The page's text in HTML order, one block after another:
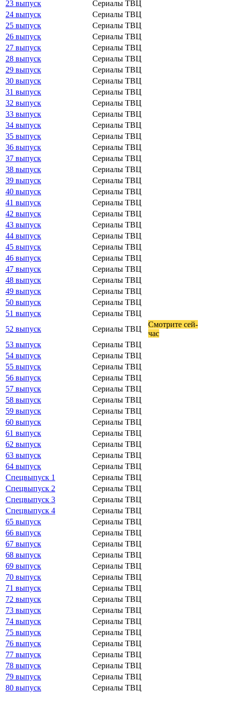
23 выпуск
Сериалы ТВЦ
24 выпуск
Сериалы ТВЦ
25 выпуск
Сериалы ТВЦ
26 выпуск
Сериалы ТВЦ
27 выпуск
Сериалы ТВЦ
28 выпуск
Сериалы ТВЦ
29 выпуск
Сериалы ТВЦ
30 выпуск
Сериалы ТВЦ
31 выпуск
Сериалы ТВЦ
32 выпуск
Сериалы ТВЦ
33 выпуск
Сериалы ТВЦ
34 выпуск
Сериалы ТВЦ
35 выпуск
Сериалы ТВЦ
36 выпуск
Сериалы ТВЦ
37 выпуск
Сериалы ТВЦ
38 выпуск
Сериалы ТВЦ
39 выпуск
Сериалы ТВЦ
40 выпуск
Сериалы ТВЦ
41 выпуск
Сериалы ТВЦ
42 выпуск
Сериалы ТВЦ
43 выпуск
Сериалы ТВЦ
44 выпуск
Сериалы ТВЦ
45 выпуск
Сериалы ТВЦ
46 выпуск
Сериалы ТВЦ
47 выпуск
Сериалы ТВЦ
48 выпуск
Сериалы ТВЦ
49 выпуск
Сериалы ТВЦ
50 выпуск
Сериалы ТВЦ
51 выпуск
Сериалы ТВЦ
52 выпуск
Сериалы ТВЦ
Смот­ри­те сей­
час
53 выпуск
Сериалы ТВЦ
54 выпуск
Сериалы ТВЦ
55 выпуск
Сериалы ТВЦ
56 выпуск
Сериалы ТВЦ
57 выпуск
Сериалы ТВЦ
58 выпуск
Сериалы ТВЦ
59 выпуск
Сериалы ТВЦ
60 выпуск
Сериалы ТВЦ
61 выпуск
Сериалы ТВЦ
62 выпуск
Сериалы ТВЦ
63 выпуск
Сериалы ТВЦ
64 выпуск
Сериалы ТВЦ
Спецвыпуск 1
Сериалы ТВЦ
Спецвыпуск 2
Сериалы ТВЦ
Спецвыпуск 3
Сериалы ТВЦ
Спецвыпуск 4
Сериалы ТВЦ
65 выпуск
Сериалы ТВЦ
66 выпуск
Сериалы ТВЦ
67 выпуск
Сериалы ТВЦ
68 выпуск
Сериалы ТВЦ
69 выпуск
Сериалы ТВЦ
70 выпуск
Сериалы ТВЦ
71 выпуск
Сериалы ТВЦ
72 выпуск
Сериалы ТВЦ
73 выпуск
Сериалы ТВЦ
74 выпуск
Сериалы ТВЦ
75 выпуск
Сериалы ТВЦ
76 выпуск
Сериалы ТВЦ
77 выпуск
Сериалы ТВЦ
78 выпуск
Сериалы ТВЦ
79 выпуск
Сериалы ТВЦ
80 выпуск
Сериалы ТВЦ